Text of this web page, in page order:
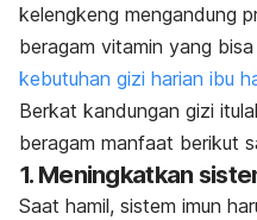
kelengkeng mengandung
beragam vitamin yang
kebutuhan gizi harian ibu
Berkat kandungan gizi
beragam manfaat berikut
1. Meningkatkan
Saat hamil, sistem imun